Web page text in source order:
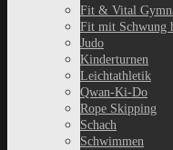
Fit & Vital
Fit mit Schwung
Judo
Kinderturnen
Leichtathletik
Qwan-Ki-Do
Rope Skipping
Schach
Schwimmen